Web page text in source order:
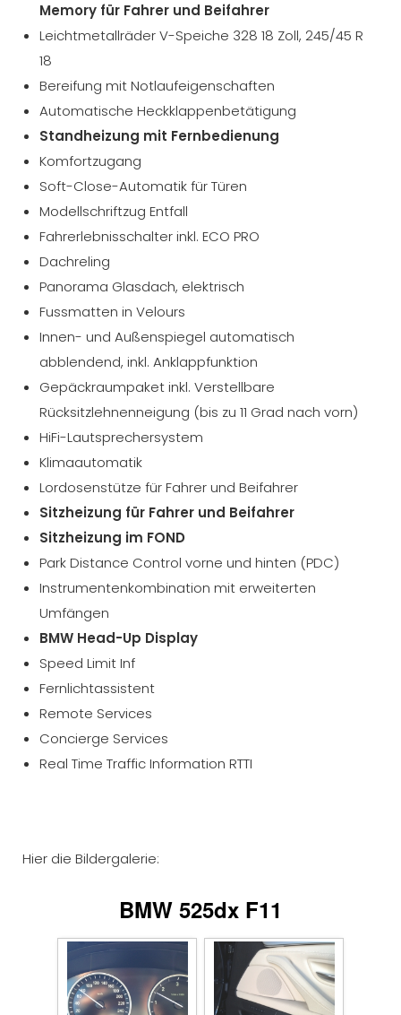
Memory für Fahrer und Beifahrer
Leichtmetallräder V-Speiche 328 18 Zoll, 245/45 R
18
Bereifung mit Notlaufeigenschaften
Automatische Heckklappenbetätigung
Standheizung mit Fernbedienung
Komfortzugang
Soft-Close-Automatik für Türen
Modellschriftzug Entfall
Fahrerlebnisschalter inkl. ECO PRO
Dachreling
Panorama Glasdach, elektrisch
Fussmatten in Velours
Innen- und Außenspiegel automatisch
abblendend, inkl. Anklappfunktion
Gepäckraumpaket inkl. Verstellbare
Rücksitzlehnenneigung (bis zu 11 Grad nach vorn)
HiFi-Lautsprechersystem
Klimaautomatik
Lordosenstütze für Fahrer und Beifahrer
Sitzheizung für Fahrer und Beifahrer
Sitzheizung im FOND
Park Distance Control vorne und hinten (PDC)
Instrumentenkombination mit erweiterten
Umfängen
BMW Head-Up Display
Speed Limit Inf
Fernlichtassistent
Remote Services
Concierge Services
Real Time Traffic Information RTTI
Hier die Bildergalerie:
BMW 525dx F11